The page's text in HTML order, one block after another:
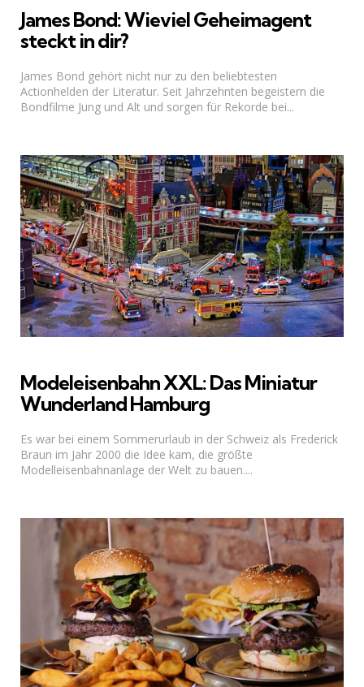
James Bond: Wieviel Geheimagent
steckt in dir?
James Bond gehört nicht nur zu den beliebtesten
Actionhelden der Literatur. Seit Jahrzehnten begeistern die
Bondfilme Jung und Alt und sorgen für Rekorde bei...
Modeleisenbahn XXL: Das Miniatur
Wunderland Hamburg
Es war bei einem Sommerurlaub in der Schweiz als Frederick
Braun im Jahr 2000 die Idee kam, die größte
Modelleisenbahnanlage der Welt zu bauen....